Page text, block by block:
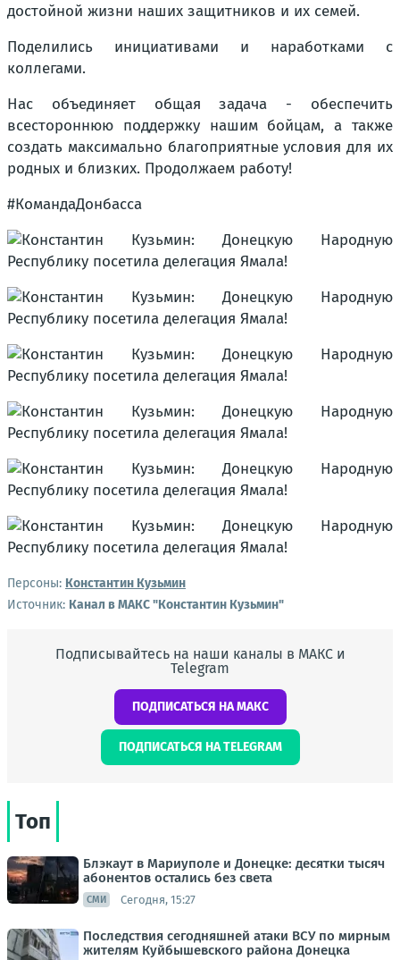
достойной жизни наших защитников и их семей.
Поделились инициативами и наработками с
коллегами.
Нас объединяет общая задача - обеспечить
всестороннюю поддержку нашим бойцам, а также
создать максимально благоприятные условия для их
родных и близких. Продолжаем работу!
#КомандаДонбасса
Персоны: Константин Кузьмин
Источник: Канал в МАКС "Константин Кузьмин"
Подписывайтесь на наши каналы в МАКС и
Telegram
ПОДПИСАТЬСЯ НА МАКС
ПОДПИСАТЬСЯ НА TELEGRAM
Топ
Блэкаут в Мариуполе и Донецке: десятки тысяч
абонентов остались без света
СМИ Сегодня, 15:27
Последствия сегодняшней атаки ВСУ по мирным
жителям Куйбышевского района Донецка